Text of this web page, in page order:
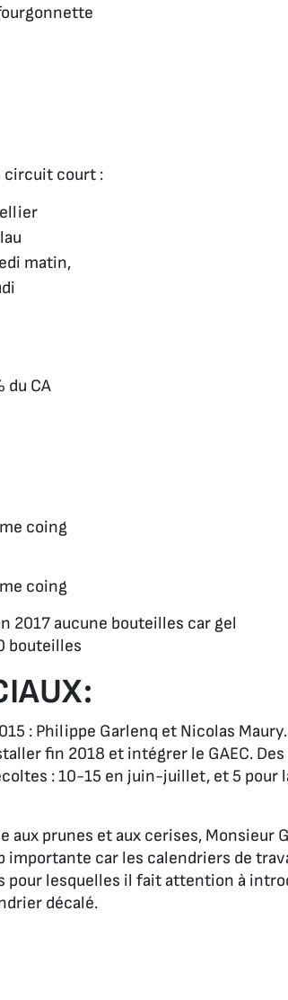
circuit court :
matin,
du CA
coing
coing
2017 aucune bouteilles car gel
bouteilles
: Philippe Garlenq et Nicolas
fin 2018 et intégrer le GAEC.
: 10-15 en juin-juillet, et 5 pour
prunes et aux cerises, Monsieur
car les calendriers de
pour lesquelles il fait attention à
décalé.